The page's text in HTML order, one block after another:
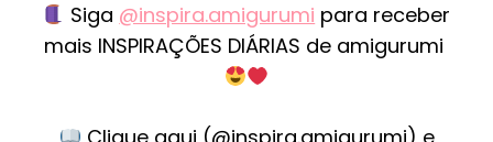
Siga @inspira.amigurumi para receber
mais INSPIRAÇÕES DIÁRIAS de amigurumi